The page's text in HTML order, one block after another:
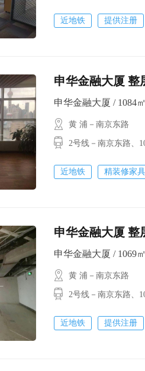
近地铁 提供注册
申华金融大厦 整
申华金融大厦 / 1084
黄 浦－南京东路
2号线－南京东路、
近地铁 精装修家具
申华金融大厦 整
申华金融大厦 / 1069
黄 浦－南京东路
2号线－南京东路、
近地铁 提供注册